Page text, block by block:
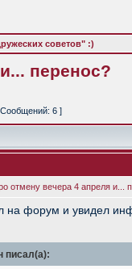
советов" :)
перенос?
6 ]
отмену вечера 4 апреля и...
на форум и увидел
писал(а):